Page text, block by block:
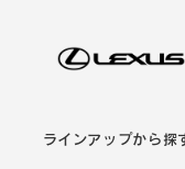
ラインアップから探